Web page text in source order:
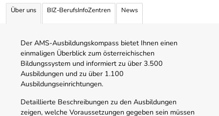
Über uns BIZ-BerufsInfoZentren News
Der AMS-Ausbildungskompass bietet Ihnen einen
einmaligen Überblick zum österreichischen
Bildungssystem und informiert zu über 3.500
Ausbildungen und zu über 1.100
Ausbildungseinrichtungen.
Detaillierte Beschreibungen zu den Ausbildungen
zeigen, welche Voraussetzungen gegeben sein müssen